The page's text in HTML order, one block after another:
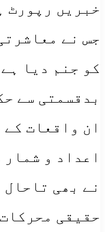
خبریں رپورٹ
جس نے
کو جنم دیا
بدقسمتی سے
ان واقعات
اعداد و
نے بھی
حقیقی